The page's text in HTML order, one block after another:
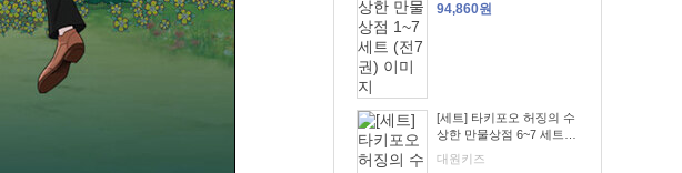
94,860원
[세트] 타키포오 허징의 수
상한 만물상점 6~7 세트
대원키즈